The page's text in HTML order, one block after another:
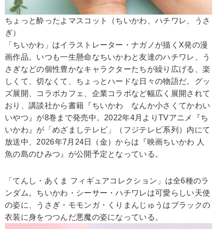
ちょっと酔ったよマスコット（ちいかわ、ハチワレ、うさ
ぎ）
「ちいかわ」はイラストレーター・ナガノが描くX発の漫
画作品。いつも一生懸命なちいかわと友達のハチワレ、う
さぎなどの個性豊かなキャラクターたちが繰り広げる、楽
しくて、切なくて、ちょっとハードな日々の物語だ。グッ
ズ展開、コラボカフェ、企業コラボなど幅広く展開されて
おり、講談社から書籍『ちいかわ なんか小さくてかわい
いやつ』が8巻まで発売中。2022年4月よりTVアニメ『ち
いかわ』が「めざましテレビ」（フジテレビ系列）内にて
放送中、2026年7月24日（金）からは『映画ちいかわ 人
魚の島のひみつ』が公開予定となっている。
「てんし・あくま フィギュアコレクション」は全6種のラ
ンダム。ちいかわ・シーサー・ハチワレは可愛らしい天使
の姿に、うさぎ・モモンガ・くりまんじゅうはブラックの
衣装に身をつつんだ悪魔の姿になっている。